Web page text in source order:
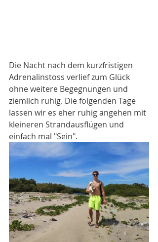
Die Nacht nach dem kurzfristigen
Adrenalinstoss verlief zum Glück
ohne weitere Begegnungen und
ziemlich ruhig. Die folgenden Tage
lassen wir es eher ruhig angehen mit
kleineren Strandausflügen und
einfach mal "Sein".